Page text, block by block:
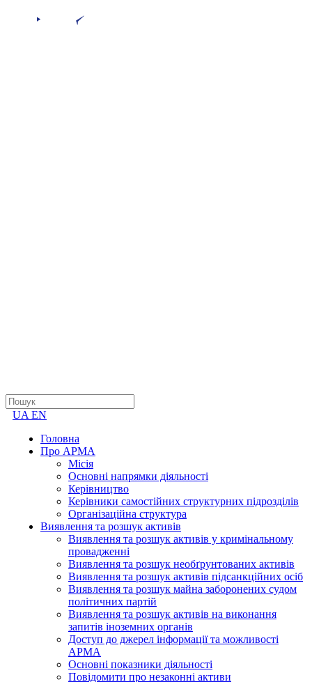
UA EN
Головна
Про АРМА
Місія
Основні напрямки діяльності
Керівництво
Керівники самостійних структурних підрозділів
Організаційна структура
Виявлення та розшук активів
Виявлення та розшук активів у кримінальному
провадженні
Виявлення та розшук необґрунтованих активів
Виявлення та розшук активів підсанкційних осіб
Виявлення та розшук майна заборонених судом
політичних партій
Виявлення та розшук активів на виконання
запитів іноземних органів
Доступ до джерел інформації та можливості
АРМА
Основні показники діяльності
Повідомити про незаконні активи